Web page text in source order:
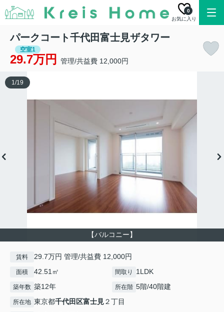
お気に入り
0
パークコート千代田富士見ザタワー
空室1
29.7万円 管理/共益費 12,000円
【バルコニー】
1/19
賃料 29.7万円 管理/共益費 12,000円
面積 42.51㎡ 間取り 1LDK
築年数 築12年 所在階 5階/40階建
所在地 東京都千代田区富士見２丁目